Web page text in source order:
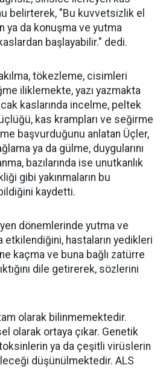
belirterek, "Bu kuvvetsizlik el
ya da konuşma ve yutma
başlayabilir." dedi.
tökezleme, cisimleri
iliklemekte, yazı yazmakta
kaslarında incelme, peltek
kas krampları ve seğirme
başvurduğunu anlatan Üçler,
ya da gülme, duygularını
bazılarında ise unutkanlık
gibi yakınmaların bu
kaydetti.
dönemlerinde yutma ve
etkilendiğini, hastaların yedikleri
kaçma ve buna bağlı zatürre
dile getirerek, sözlerini
olarak bilinmemektedir.
olarak ortaya çıkar. Genetik
ya da çeşitli virüslerin
düşünülmektedir. ALS